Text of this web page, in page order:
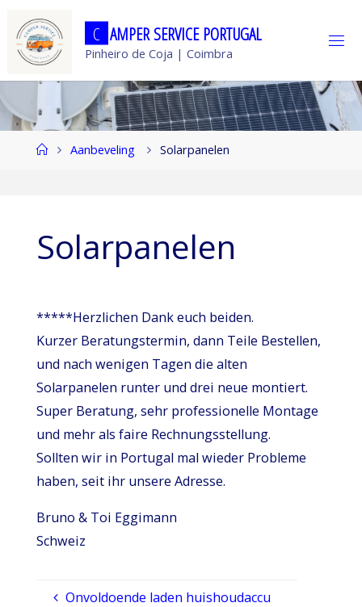
naar
inhoud
C AMPERSERVICEPORTUGAL
Pinheiro de Coja | Coimbra
HomeAanbeveling Solarpanelen
Solarpanelen
*****Herzlichen Dank euch beiden.
Kurzer Beratungstermin, dann Teile Bestellen,
und nach wenigen Tagen die alten
Solarpanelen runter und drei neue montiert.
Super Beratung, sehr professionelle Montage
und mehr als faire Rechnungsstellung.
Sollten wir in Portugal mal wieder Probleme
haben, seit ihr unsere Adresse.
Bruno & Toi Eggimann
Schweiz
Onvoldoende laden huishoudaccu